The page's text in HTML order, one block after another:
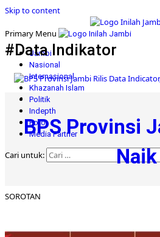
Skip to content
Primary Menu
Jambi
Nasional
Internasional
Khazanah Islam
Politik
Indepth
Foto
Media Partner
Cari untuk:
#Data Indikator
BPS Provinsi
SOROTAN